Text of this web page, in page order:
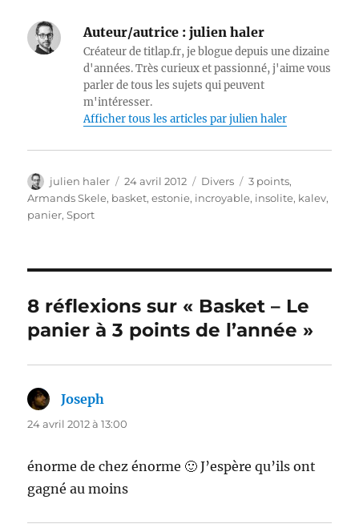
Auteur/autrice : julien haler
Créateur de titlap.fr, je blogue depuis une dizaine
d'années. Très curieux et passionné, j'aime vous
parler de tous les sujets qui peuvent
m'intéresser.
Afficher tous les articles par julien haler
Auteur
julien haler
Publié
le
24 avril 2012 Catégories
Divers Étiquettes
3 points,
Armands Skele, basket,estonie, incroyable, insolite, kalev,
panier,Sport
8 réflexions sur « Basket – Le
panier à 3 points de l’année »
Joseph
24 avril 2012 à 13:00
énorme de chez énorme 🙂 J’espère qu’ils ont
gagné au moins